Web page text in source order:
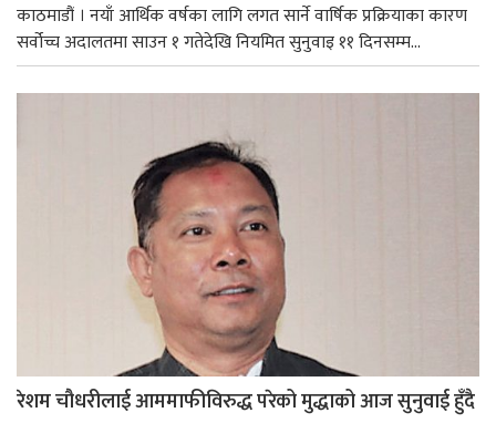
काठमाडौं । नयाँ आर्थिक वर्षका लागि लगत सार्ने वार्षिक प्रक्रियाका कारण
सर्वोच्च अदालतमा साउन १ गतेदेखि नियमित सुनुवाइ ११ दिनसम्म...
रेशम चौधरीलाई आममाफीविरुद्ध परेको मुद्धाको आज सुनुवाई हुँदै